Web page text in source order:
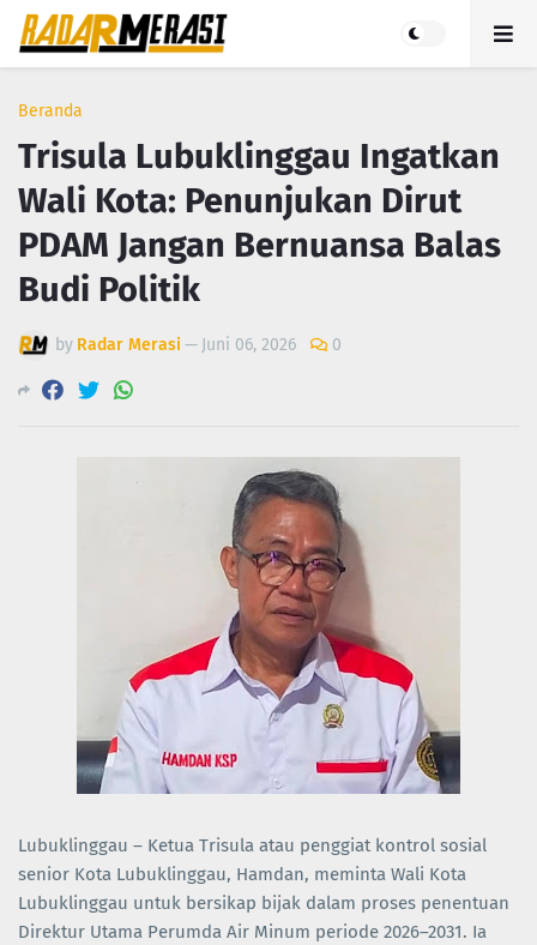
Beranda
Trisula Lubuklinggau Ingatkan
Wali Kota: Penunjukan Dirut
PDAM Jangan Bernuansa Balas
Budi Politik
by Radar Merasi — Juni 06, 2026 0
Lubuklinggau – Ketua Trisula atau penggiat kontrol sosial
senior Kota Lubuklinggau, Hamdan, meminta Wali Kota
Lubuklinggau untuk bersikap bijak dalam proses penentuan
Direktur Utama Perumda Air Minum periode 2026–2031. Ia